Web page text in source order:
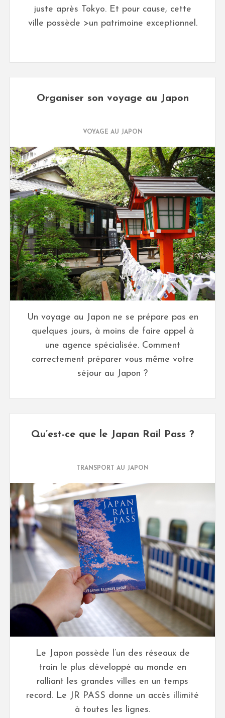
juste après Tokyo. Et pour cause, cette
ville possède >un patrimoine exceptionnel.
Organiser son voyage au Japon
VOYAGE AU JAPON
Un voyage au Japon ne se prépare pas en
quelques jours, à moins de faire appel à
une agence spécialisée. Comment
correctement préparer vous même votre
séjour au Japon ?
Qu’est-ce que le Japan Rail Pass ?
TRANSPORT AU JAPON
Le Japon possède l’un des réseaux de
train le plus développé au monde en
ralliant les grandes villes en un temps
record. Le JR PASS donne un accès illimité
à toutes les lignes.